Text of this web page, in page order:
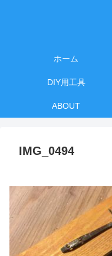
ホーム
DIY用工具
ABOUT
IMG_0494